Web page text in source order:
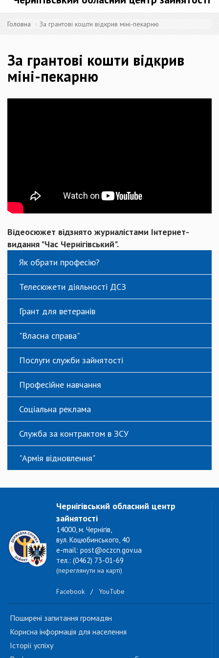
Головна За грантові кошти відкрив міні-пекарню
За грантові кошти відкрив
міні-пекарню
Відеосюжет відзнято журналістами Інтернет-
видання "Час Чернігівський".
Як обрати професію?
Телесюжети діяльності ДСЗ
Грант для ветеранів
"Власна справа"
Послуги служби зайнятості
Професійне навчання
Соціальна реклама
Служба за контрактом в ЗСУ
"Армія відновлення"
Чернігівський обласний центр
зайнятості
14000, м. Чернігів,
вул. Коцюбинського, 40
e-mail: post@oczcn.gov.ua
тел.: (0462) 73-01-69
(переглянути на карті)
Facebook / YouTube
Поширені запитання громадян
Корисна інформація для населення
Історії успіху